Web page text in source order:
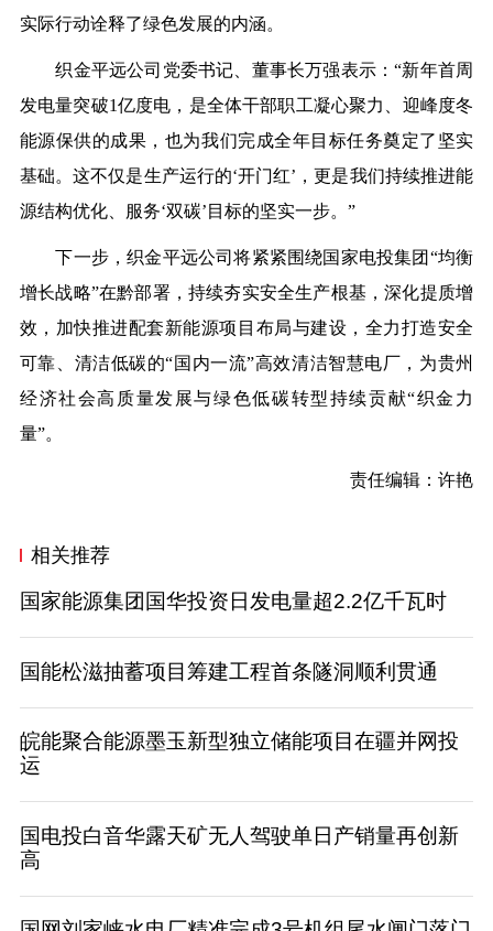
实际行动诠释了绿色发展的内涵。
织金平远公司 党委书记、董事长万强表示：“新年首周
发电量突破1亿度电 ，是全体干部职工凝心聚力、 迎峰度冬
能源保供的成果，也为我们完成全年目标任务奠定了坚实
基础。这不仅是生产运行的‘开门红’，更是我们持续推进能
源结构优化、服务‘双碳’目标的坚实一步。”
下一步，织金平远公司将紧紧围绕国家电投集团“均衡
增长战略”在黔部署，持续夯实安全生产根基，深化提质增
效，加快推进配套新能源项目布局与建设，全力打造安全
可靠、清洁低碳的“国内一流”高效清洁智慧电厂，为贵州
经济社会高质量发展与绿色低碳转型持续贡献“织金力
量”。
责任编辑：许艳
相关推荐
国家能源集团国华投资日发电量超2.2亿千瓦时
国能松滋抽蓄项目筹建工程首条隧洞顺利贯通
皖能聚合能源墨玉新型独立储能项目在疆并网投
运
国电投白音华露天矿无人驾驶单日产销量再创新
高